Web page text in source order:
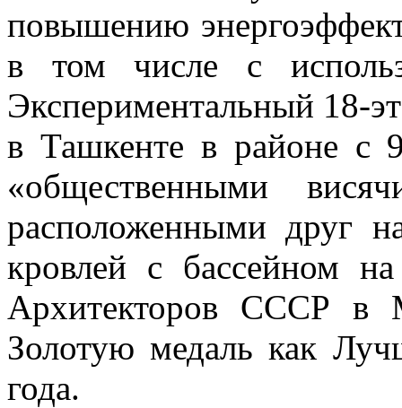
повышению
в том числе с
Экспериментальный 18-
в Ташкенте в районе с
«общественными
расположенными друг
кровлей с бассейном
Архитекторов СССР в
Золотую медаль как
года.